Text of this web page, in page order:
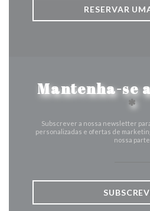
RESERVAR
Mantenha-se
*
Subscrever a nossa newsletter
personalizadas e ofertas de
nossa parte.